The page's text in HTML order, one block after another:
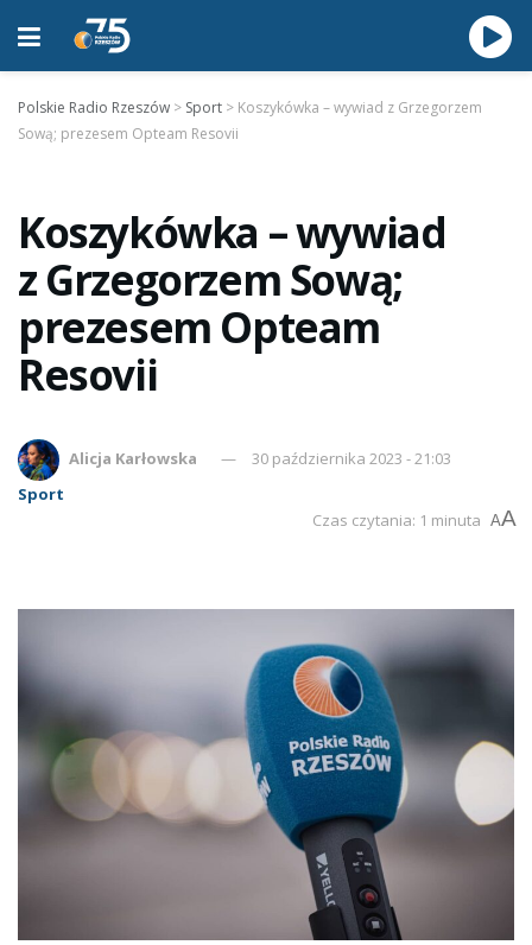
Polskie Radio Rzeszów > Sport > Koszykówka – wywiad z Grzegorzem
Sową; prezesem Opteam Resovii
Koszykówka – wywiad
z Grzegorzem Sową;
prezesem Opteam
Resovii
Alicja Karłowska
30 października 2023 - 21:03
Sport
Czas czytania: 1 minuta AA